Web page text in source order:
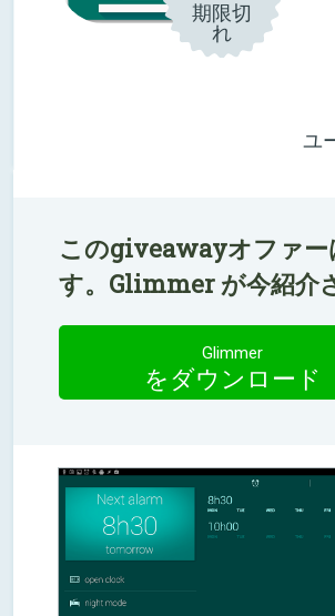
期限切
れ
ユ
このgiveawayオファー
す。Glimmer が今紹介
Glimmer
をダウンロード